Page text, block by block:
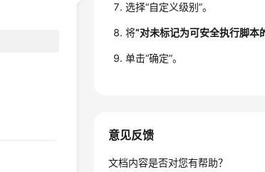
选择“自定义级别”。
将“对未标记为可安全执行脚
单击“确定”。
意见反馈
文档内容是否对您有帮助？